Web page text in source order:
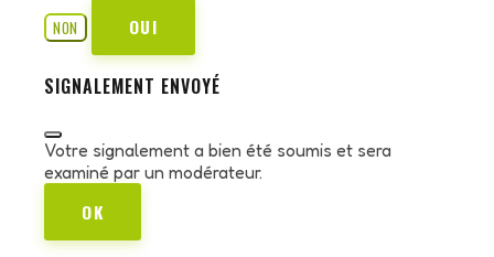
NON
OUI
SIGNALEMENT ENVOYÉ
Votre signalement a bien été soumis et sera
examiné par un modérateur.
OK